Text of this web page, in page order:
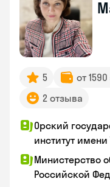
5 от
2 отзыва
Орский
институт имени
Министерство
Российской